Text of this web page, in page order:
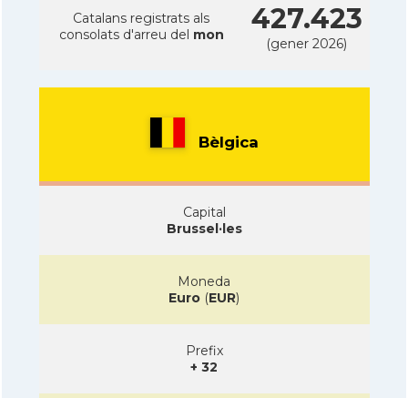
Catalans registrats als
consolats d'arreu del mon 427.423
(gener 2026)
Bèlgica
Capital
Brussel·les
Moneda
Euro (EUR)
Prefix
+ 32